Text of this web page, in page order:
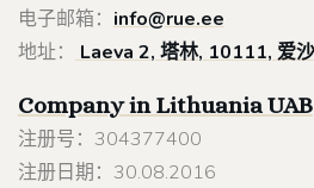
电子邮箱： info@rue.ee
地址：
Laeva 2, 塔林, 10111, 爱
Company in LithuaniaUAB
注册号：304377400
注册日期：30.08.2016